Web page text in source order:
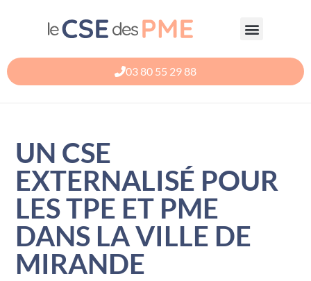
03 80 55 29 88
UN CSE
EXTERNALISÉ POUR
LES TPE ET PME
DANS LA VILLE DE
MIRANDE